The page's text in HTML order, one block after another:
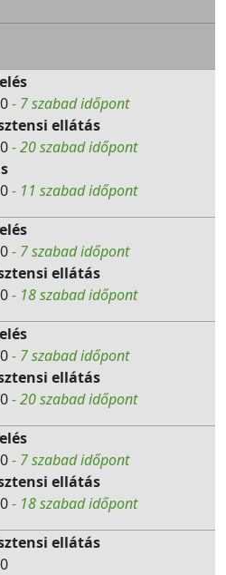
- 7 szabad időpont
ellátás
- 20 szabad időpont
- 11 szabad időpont
- 7 szabad időpont
ellátás
- 18 szabad időpont
- 7 szabad időpont
ellátás
- 20 szabad időpont
- 7 szabad időpont
ellátás
- 18 szabad időpont
ellátás